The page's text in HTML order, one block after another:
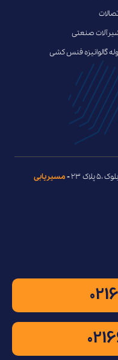
صنعتی
گالوانیزه فنس کشی
۲۳ -مسیریابی